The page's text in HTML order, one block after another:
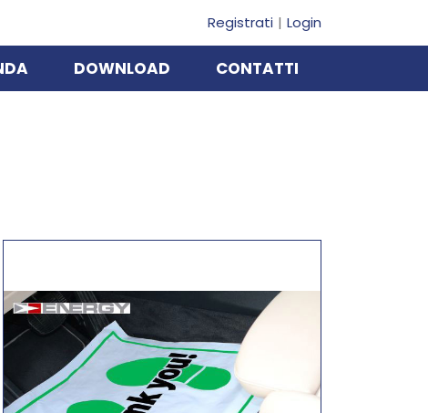
Registrati Login
DOWNLOAD CONTATTI